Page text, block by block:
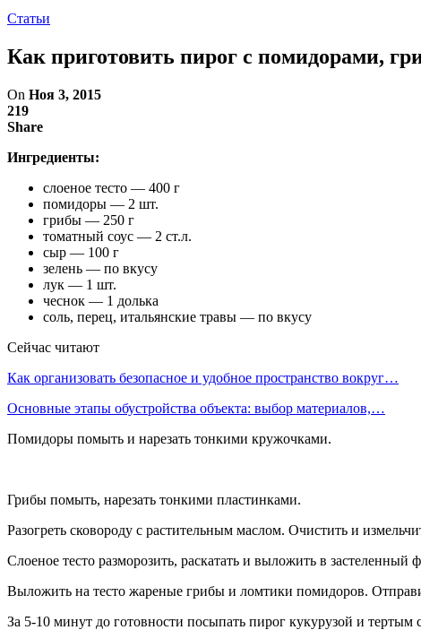
Статьи
Как приготовить пирог с помидорами,
On Ноя 3, 2015
219
Share
Ингредиенты:
слоеное тесто — 400 г
помидоры — 2 шт.
грибы — 250 г
томатный соус — 2 ст.л.
сыр — 100 г
зелень — по вкусу
лук — 1 шт.
чеснок — 1 долька
соль, перец, итальянские травы — по вкусу
Сейчас читают
Как организовать безопасное и удобное пространство вокруг…
Основные этапы обустройства объекта: выбор материалов,…
Помидоры помыть и нарезать тонкими кружочками.
Грибы помыть, нарезать тонкими пластинками.
Разогреть сковороду с растительным маслом. Очистить и
Слоеное тесто разморозить, раскатать и выложить в
Выложить на тесто жареные грибы и ломтики помидоров.
За 5-10 минут до готовности посыпать пирог кукурузой и